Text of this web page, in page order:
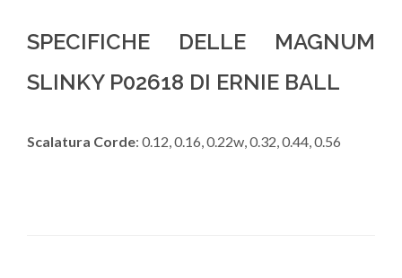
SPECIFICHE DELLE MAGNUM
SLINKY P02618 DI ERNIE BALL
Scalatura Corde: 0.12, 0.16, 0.22w, 0.32, 0.44, 0.56